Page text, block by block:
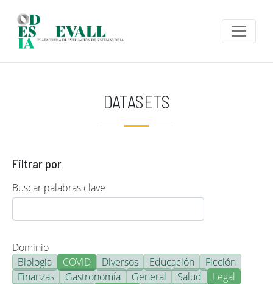
DATASETS
Filtrar por
Buscar palabras clave
Dominio
Biología
COVID Diversos Educación
Ficción
Finanzas
Gastronomía General Salud
Legal